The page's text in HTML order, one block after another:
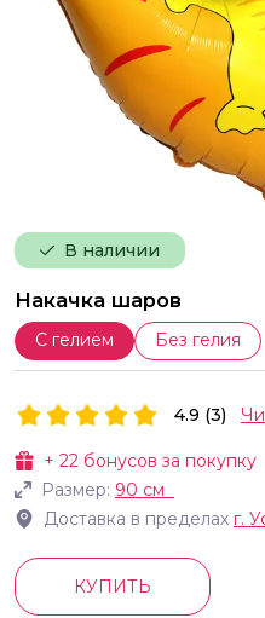
В наличии
Накачка шаров
С гелием Без гелия
+ 22 бонусов за покупку
Размер: 90 см
Доставка в пределах г.
4.9 (3)
КУПИТЬ